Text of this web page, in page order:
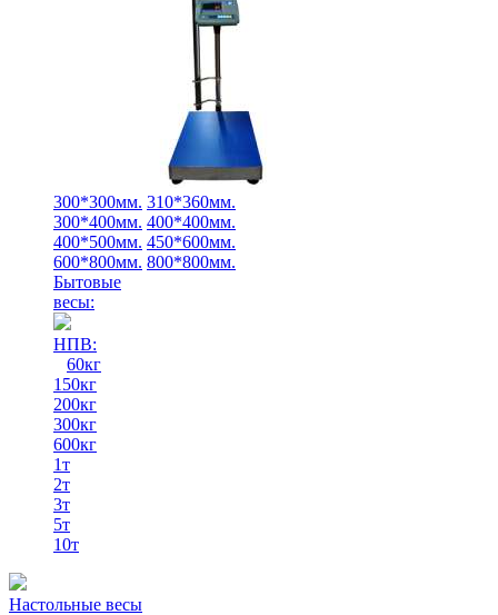
300*300мм. 310*360мм.
300*400мм. 400*400мм.
400*500мм. 450*600мм.
600*800мм. 800*800мм.
Бытовые
весы:
НПВ:
60кг
150кг
200кг
300кг
600кг
1т
2т
3т
5т
10т
Настольные весы